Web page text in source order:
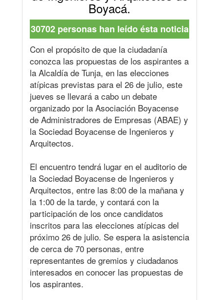
Boyacá.
30702 personas han leído ésta noticia
Con el propósito de que la ciudadanía
conozca las propuestas de los aspirantes a
la Alcaldía de Tunja, en las elecciones
atípicas previstas para el 26 de julio, este
jueves se llevará a cabo un debate
organizado por la Asociación Boyacense
de Administradores de Empresas (ABAE) y
la Sociedad Boyacense de Ingenieros y
Arquitectos.
El encuentro tendrá lugar en el auditorio de
la Sociedad Boyacense de Ingenieros y
Arquitectos, entre las 8:00 de la mañana y
la 1:00 de la tarde, y contará con la
participación de los once candidatos
inscritos para las elecciones atípicas del
próximo 26 de julio. Se espera la asistencia
de cerca de 70 personas, entre
representantes de gremios y ciudadanos
interesados en conocer las propuestas de
los aspirantes.